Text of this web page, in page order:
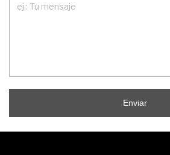
Enviar